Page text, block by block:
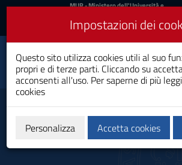
Vai
al
navigazione
MIUR
Accedi
MUR- Ministero dell'Università e
Accedi UniCA News
Toggle
navigation
Università degli
Studi di Cagliari
Manna Sabrina
Impostazioni dei
Questo sito utilizza cookies utili al suo
propri e di terze parti. Cliccando su
acconsenti all'uso. Per saperne di più leggi
cookies
Personalizza Accetta cookies